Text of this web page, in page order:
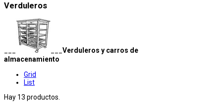
Verduleros
Verduleros y carros de
almacenamiento
Grid
List
Hay 13 productos.